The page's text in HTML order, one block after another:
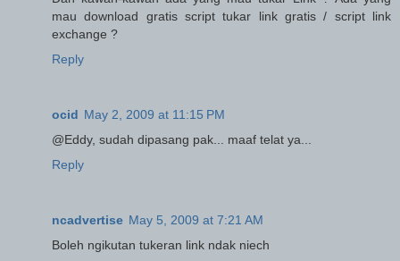
mau download gratis script tukar link gratis / script link
exchange ?
Reply
ocid May 2, 2009 at 11:15 PM
@Eddy, sudah dipasang pak... maaf telat ya...
Reply
ncadvertise May 5, 2009 at 7:21 AM
Boleh ngikutan tukeran link ndak niech